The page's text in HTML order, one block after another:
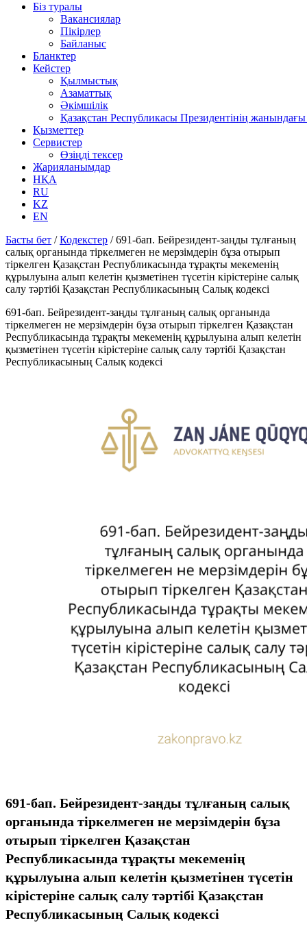
Біз туралы
Вакансиялар
Пікірлер
Байланыс
Бланктер
Кейстер
Қылмыстық
Азаматтық
Әкімшілік
Қазақстан Республикасы Президентінің
Қызметтер
Сервистер
Өзіңді тексер
Жарияланымдар
НҚА
RU
KZ
EN
Басты бет /Кодекстер /691-бап. Бейрезидент-заңды тұлғаның
салық органында тіркелмеген не мерзімдерін бұза отырып
тіркелген Қазақстан Республикасында тұрақты мекеменің
құрылуына алып келетін қызметінен түсетін кірістеріне салық
салу тәртібі Қазақстан Республикасының Салық кодексі
691-бап. Бейрезидент-заңды тұлғаның салық органында
тіркелмеген не мерзімдерін бұза отырып тіркелген Қазақстан
Республикасында тұрақты мекеменің құрылуына алып келетін
қызметінен түсетін кірістеріне салық салу тәртібі Қазақстан
Республикасының Салық кодексі
691-бап. Бейрезидент-заңды тұлғаның салық
органында тіркелмеген не мерзімдерін бұза
отырып тіркелген Қазақстан
Республикасында тұрақты мекеменің
құрылуына алып келетін қызметінен түсетін
кірістеріне салық салу тәртібі Қазақстан
Республикасының Салық кодексі